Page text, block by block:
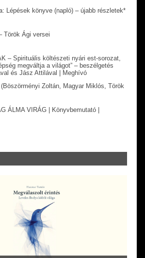
Lépések könyve (napló) – újabb részletek*
Török Ági versei
– Spirituális költészeti nyári est-sorozat,
megváltja a világot” – beszélgetés
és Jász Attilával | Meghívó
Zoltán, Magyar Miklós, Török
ÁLMA VIRÁG | Könyvbemutató |